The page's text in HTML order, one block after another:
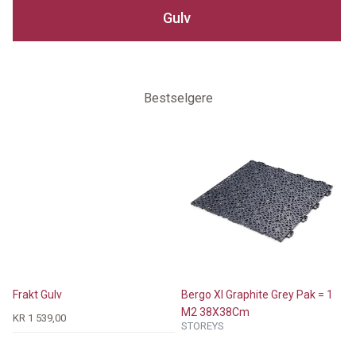
Gulv
Bestselgere
Frakt Gulv
KR 1 539,00
Bergo Xl Graphite Grey Pak = 1
M2 38X38Cm
STOREYS